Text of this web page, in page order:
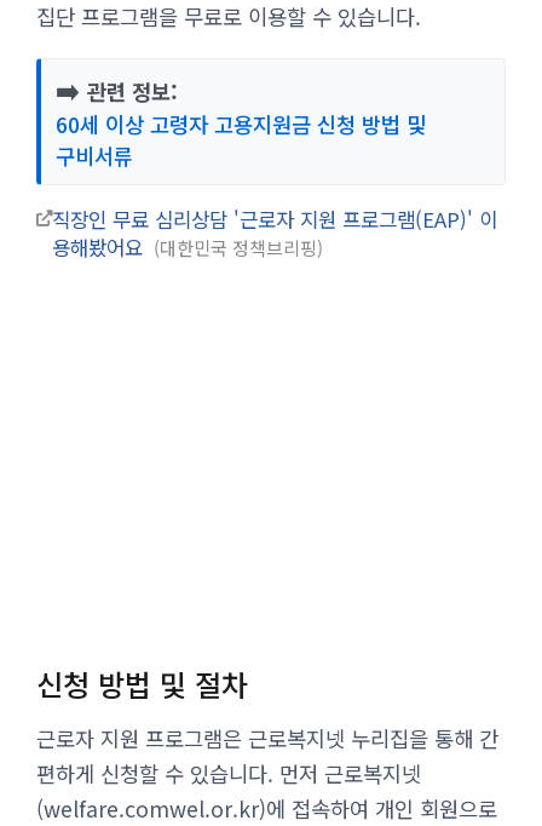
집단 프로그램을 무료로 이용할 수 있습니다.
➡️ 관련 정보:
60세 이상 고령자 고용지원금 신청 방법 및
구비서류
직장인 무료 심리상담 '근로자 지원 프로그램(EAP)' 이
용해봤어요
대한민국 정책브리핑
신청 방법 및 절차
근로자 지원 프로그램은 근로복지넷 누리집을 통해 간
편하게 신청할 수 있습니다. 먼저 근로복지넷
(welfare.comwel.or.kr)에 접속하여 개인 회원으로